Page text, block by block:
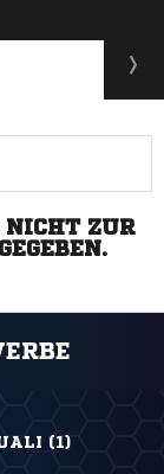
NICHT ZUR
(1)